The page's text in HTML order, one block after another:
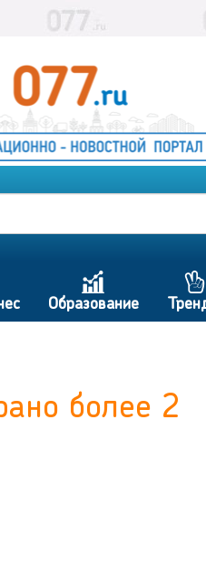
c
Образование
p
более 2